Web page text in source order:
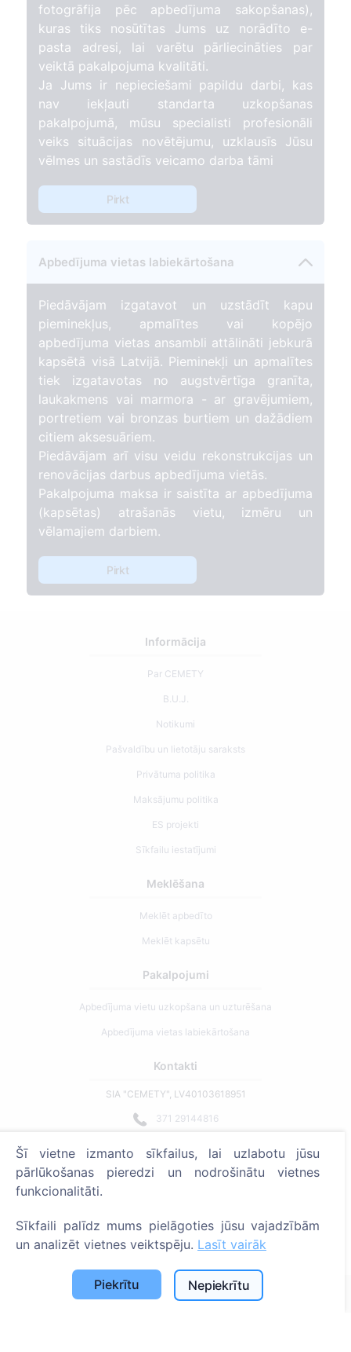
fotogrāfija pēc apbedījuma sakopšanas),
kuras tiks nosūtītas Jums uz norādīto e-
pasta adresi, lai varētu pārliecināties par
veiktā pakalpojuma kvalitāti.
Ja Jums ir nepieciešami papildu darbi, kas
nav iekļauti standarta uzkopšanas
pakalpojumā, mūsu specialisti profesionāli
veiks situācijas novētējumu, uzklausīs Jūsu
vēlmes un sastādīs veicamo darba tāmi
Pirkt
Apbedījuma vietas labiekārtošana
Piedāvājam izgatavot un uzstādīt kapu
pieminekļus, apmalītes vai kopējo
apbedījuma vietas ansambli attālināti jebkurā
kapsētā visā Latvijā. Pieminekļi un apmalītes
tiek izgatavotas no augstvērtīga granīta,
laukakmens vai marmora - ar gravējumiem,
portretiem vai bronzas burtiem un dažādiem
citiem aksesuāriem.
Piedāvājam arī visu veidu rekonstrukcijas un
renovācijas darbus apbedījuma vietās.
Pakalpojuma maksa ir saistīta ar apbedījuma
(kapsētas) atrašanās vietu, izmēru un
vēlamajiem darbiem.
Pirkt
Informācija
Par CEMETY
B.U.J.
Notikumi
Pašvaldību un lietotāju saraksts
Privātuma politika
Maksājumu politika
ES projekti
Sīkfailu iestatījumi
Meklēšana
Meklēt apbedīto
Meklēt kapsētu
Pakalpojumi
Apbedījuma vietu uzkopšana un uzturēšana
Apbedījuma vietas labiekārtošana
Kontakti
SIA "CEMETY", LV40103618951
371 29144816
Strādājam visā Latvijā!
Administratoriem
© 2013 - 2026 Cemety Visas tiesības aizsargātas
Privātuma politika un noteikumi.
Šī vietne izmanto sīkfailus, lai uzlabotu jūsu
pārlūkošanas pieredzi un nodrošinātu vietnes
funkcionalitāti.
Sīkfaili palīdz mums pielāgoties jūsu vajadzībām
un analizēt vietnes veiktspēju. Lasīt vairāk
Piekrītu Nepiekrītu